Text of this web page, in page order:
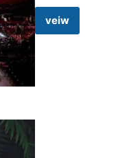
veiw
UFC
FULL